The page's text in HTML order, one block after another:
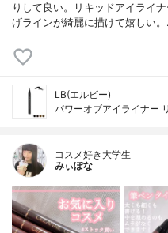
りして良い。リキッドアイライ
げラインが綺麗に描けて嬉しい
LB(エルビー)
パワーオブアイライナー
コスメ好き大学生
みぃぽな